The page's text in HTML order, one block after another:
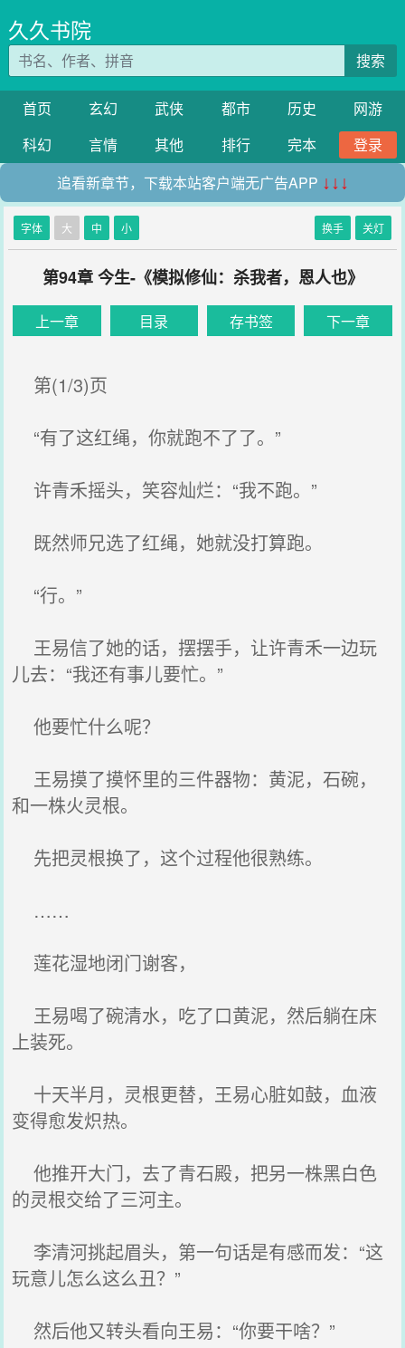
久久书院
搜索
首页 玄幻 武侠 都市 历史
网游
科幻
言情 其他 排行 完本
登录
追看新章节，下载本站客户端无广告APP ↓↓↓
字体 大 中 小 换手 关灯
第94章 今生-《模拟修仙：杀我者，恩人也》
上一章 目录 存书签 下一章
第(1/3)页
“有了这红绳，你就跑不了了。”
许青禾摇头，笑容灿烂：“我不跑。”
既然师兄选了红绳，她就没打算跑。
“行。”
王易信了她的话，摆摆手，让许青禾一边玩
儿去：“我还有事儿要忙。”
他要忙什么呢？
王易摸了摸怀里的三件器物：黄泥，石碗，
和一株火灵根。
先把灵根换了，这个过程他很熟练。
……
莲花湿地闭门谢客，
王易喝了碗清水，吃了口黄泥，然后躺在床
上装死。
十天半月，灵根更替，王易心脏如鼓，血液
变得愈发炽热。
他推开大门，去了青石殿，把另一株黑白色
的灵根交给了三河主。
李清河挑起眉头，第一句话是有感而发：“这
玩意儿怎么这么丑？”
然后他又转头看向王易：“你要干啥？”